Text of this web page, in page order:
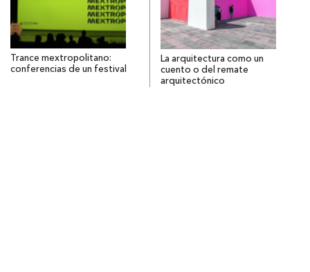
Trance mextropolitano:
conferencias de un festival
La arquitectura como un
cuento o del remate
arquitectónico